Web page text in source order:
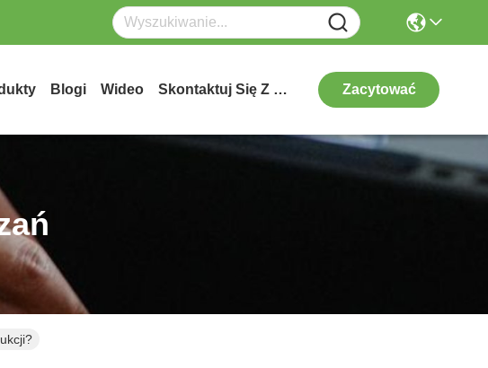
Blogi Wideo Skontaktuj Się Z Nami Zacytować